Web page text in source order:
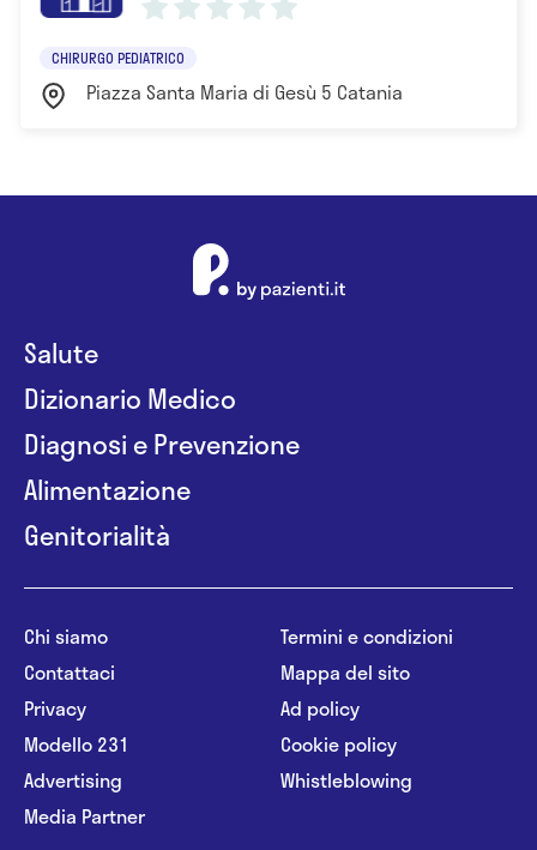
CHIRURGO PEDIATRICO
Piazza Santa Maria di Gesù 5 Catania
Salute
Dizionario Medico
Diagnosi e Prevenzione
Alimentazione
Genitorialità
Chi siamo
Contattaci
Privacy
Modello 231
Advertising
Media Partner
Termini e condizioni
Mappa del sito
Ad policy
Cookie policy
Whistleblowing